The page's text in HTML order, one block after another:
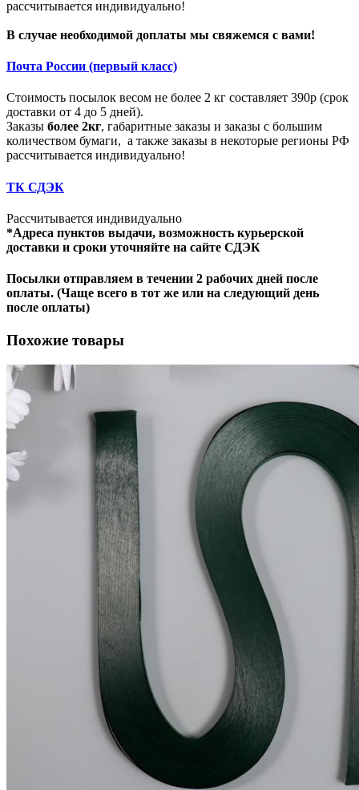
рассчитывается индивидуально!
В случае необходимой доплаты мы свяжемся с вами!
Почта России (первый класс)
Стоимость посылок весом не более 2 кг составляет 390р (срок
доставки от 4 до 5 дней).
Заказы более 2кг, габаритные заказы и заказы с большим
количеством бумаги, а также заказы в некоторые регионы РФ
рассчитывается индивидуально!
ТК СДЭК
Рассчитывается индивидуально
*Адреса пунктов выдачи, возможность курьерской
доставки и сроки уточняйте на сайте СДЭК
Посылки отправляем в течении 2 рабочих дней после
оплаты. (Чаще всего в тот же или на следующий день
после оплаты)
Похожие товары